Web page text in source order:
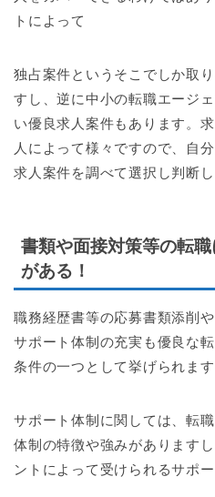
トによって
独占案件というそこでしか取
すし、逆に中小の転職エージ
い優良求人案件もあります。
人によって様々ですので、自
求人案件を調べて選択し判断
書類や面接対策等の転
がある！
職務経歴書等の応募書類添削
サポート体制の充実も優良な
条件の一つとして挙げられます
サポート体制に関しては、転
体制の特徴や強みがあります
ントによって受けられるサポ